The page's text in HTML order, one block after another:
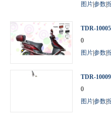
图片参数
TDR-
V
0
图片参数
TDR-10009
0
图片参数